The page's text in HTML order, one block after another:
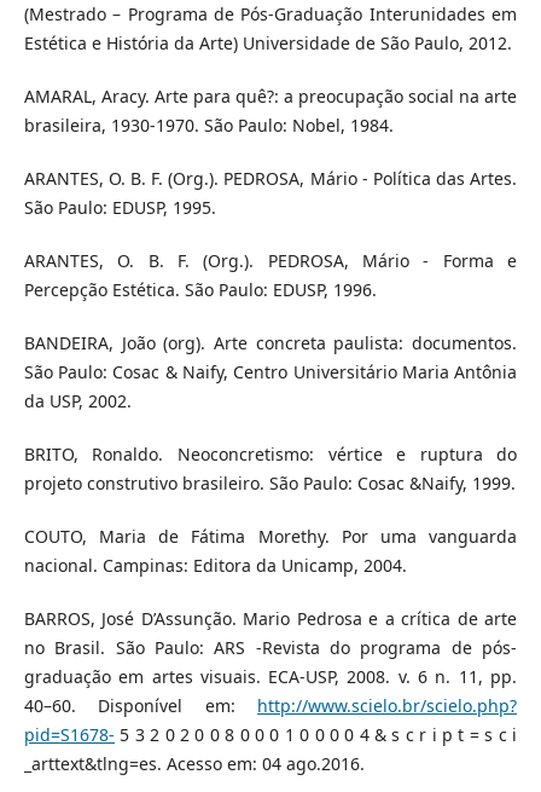
(Mestrado – Programa de Pós-Graduação Interunidades em
Estética e História da Arte) Universidade de São Paulo, 2012.
AMARAL, Aracy. Arte para quê?: a preocupação social na arte
brasileira, 1930-1970. São Paulo: Nobel, 1984.
ARANTES, O. B. F. (Org.). PEDROSA, Mário - Política das Artes.
São Paulo: EDUSP, 1995.
ARANTES, O. B. F. (Org.). PEDROSA, Mário - Forma e
Percepção Estética. São Paulo: EDUSP, 1996.
BANDEIRA, João (org). Arte concreta paulista: documentos.
São Paulo: Cosac & Naify, Centro Universitário Maria Antônia
da USP, 2002.
BRITO, Ronaldo. Neoconcretismo: vértice e ruptura do
projeto construtivo brasileiro. São Paulo: Cosac &Naify, 1999.
COUTO, Maria de Fátima Morethy. Por uma vanguarda
nacional. Campinas: Editora da Unicamp, 2004.
BARROS, José D’Assunção. Mario Pedrosa e a crítica de arte
no Brasil. São Paulo: ARS -Revista do programa de pós-
graduação em artes visuais. ECA-USP, 2008. v. 6 n. 11, pp.
40–60. Disponível em: http://www.scielo.br/scielo.php?
pid=S1678- 5 3 2 0 2 0 0 8 0 0 0 1 0 0 0 0 4 & s c r i p t = s c i
_arttext&tlng=es. Acesso em: 04 ago.2016.